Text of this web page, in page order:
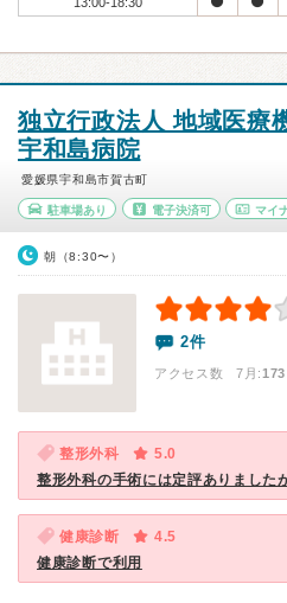
独立行政法人 地域医療
宇和島病院
愛媛県宇和島市賀古町
駐車場あり 電子決済可 マイ
朝（8:30〜）
2件
アクセス数 7月:173
整形外科
5.0
整形外科の手術には定評ありました
健康診断
4.5
健康診断で利用